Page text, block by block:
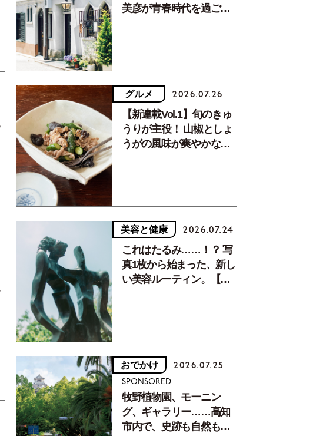
美彦が青春時代を過ごし
グルメ 2026.07.26
【新連載Vol.1】旬のきゅ
うりが主役！ 山椒としょ
うがの風味が爽やかな、
美容と健康 2026.07.24
これはたるみ……！？ 写
真1枚から始まった、新し
い美容ルーティン。【中
おでかけ 2026.07.25
SPONSORED
牧野植物園、モーニン
グ、ギャラリー……高知
市内で、史跡も自然もグ